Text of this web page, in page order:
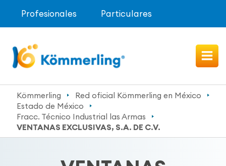
Profesionales Particulares
Kömmerling
Red oficial Kömmerling en México
Estado de México
Fracc. Técnico Industrial las Armas
VENTANAS EXCLUSIVAS, S.A. DE C.V.